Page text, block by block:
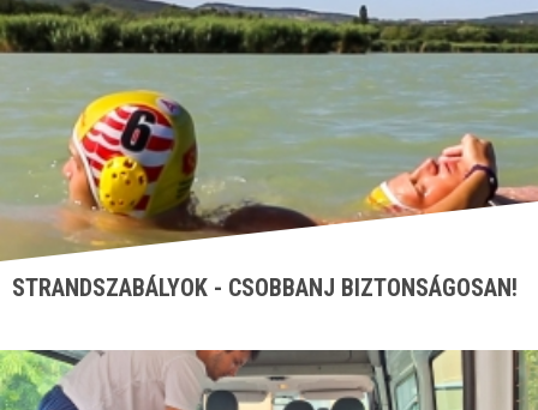
STRANDSZABÁLYOK - CSOBBANJ BIZTONSÁGOSAN!